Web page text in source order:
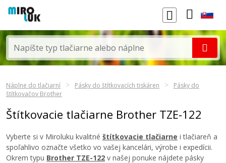
Náplne do tlačiarní Pásky do štítkovacích tiskáren
Pásky do
štítkovačov Brother
Štítkovacie tlačiarne Brother TZE-122
Vyberte si v Miroluku kvalitné štítkovacie tlačiarne i tlačiareň a
spoľahlivo označte všetko vo vašej kancelári, výrobe i expedícii.
Okrem typu Brother TZE-122 v našej ponuke nájdete pásky